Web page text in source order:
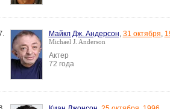
Майкл Дж. Андерсон, 31 октября,
Michael J. Anderson
Актер
72 года